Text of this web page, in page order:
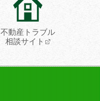
不動産トラブル
相談サイト